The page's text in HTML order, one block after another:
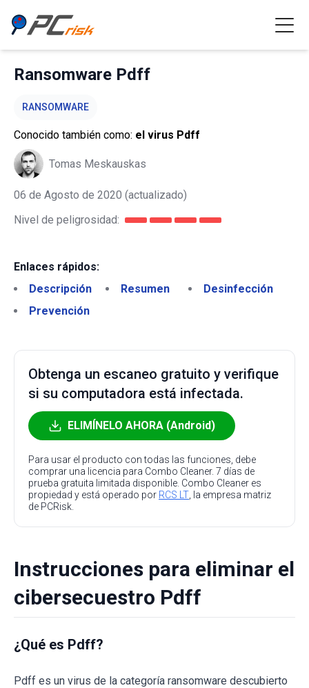
Ransomware Pdff
RANSOMWARE
Conocido también como: el virus Pdff
Tomas Meskauskas
06 de Agosto de 2020 (actualizado)
Nivel de peligrosidad:
Enlaces rápidos:
Descripción
Resumen
Desinfección
Prevención
Obtenga un escaneo gratuito y verifique
si su computadora está infectada.
ELIMÍNELO AHORA (Android)
Para usar el producto con todas las funciones, debe
comprar una licencia para Combo Cleaner. 7 días de
prueba gratuita limitada disponible. Combo Cleaner es
propiedad y está operado por RCS LT , la empresa matriz
de PCRisk.
Instrucciones para eliminar el
cibersecuestro Pdff
¿Qué es Pdff?
Pdff es un virus de la categoría ransomware descubierto